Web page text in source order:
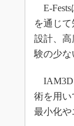
E-Fests
を通じ
設計、高
験の少な
IAM3D
術を用い
最小化や